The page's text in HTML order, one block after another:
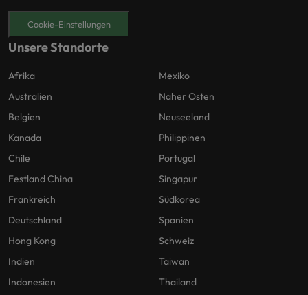
Cookie-Einstellungen
Unsere Standorte
Afrika
Australien
Belgien
Kanada
Chile
Festland China
Frankreich
Deutschland
Hong Kong
Indien
Indonesien
Mexiko
Naher Osten
Neuseeland
Philippinen
Portugal
Singapur
Südkorea
Spanien
Schweiz
Taiwan
Thailand